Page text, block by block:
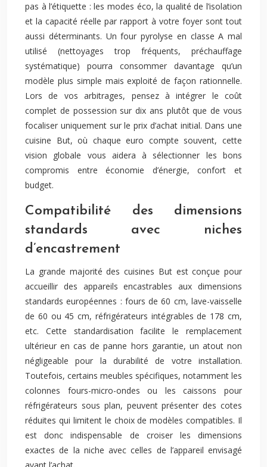
pas à l’étiquette : les modes éco, la qualité de l’isolation
et la capacité réelle par rapport à votre foyer sont tout
aussi déterminants. Un four pyrolyse en classe A mal
utilisé (nettoyages trop fréquents, préchauffage
systématique) pourra consommer davantage qu’un
modèle plus simple mais exploité de façon rationnelle.
Lors de vos arbitrages, pensez à intégrer le coût
complet de possession sur dix ans plutôt que de vous
focaliser uniquement sur le prix d’achat initial. Dans une
cuisine But, où chaque euro compte souvent, cette
vision globale vous aidera à sélectionner les bons
compromis entre économie d’énergie, confort et
budget.
Compatibilité des dimensions
standards avec niches
d’encastrement
La grande majorité des cuisines But est conçue pour
accueillir des appareils encastrables aux dimensions
standards européennes : fours de 60 cm, lave-vaisselle
de 60 ou 45 cm, réfrigérateurs intégrables de 178 cm,
etc. Cette standardisation facilite le remplacement
ultérieur en cas de panne hors garantie, un atout non
négligeable pour la durabilité de votre installation.
Toutefois, certains meubles spécifiques, notamment les
colonnes fours-micro-ondes ou les caissons pour
réfrigérateurs sous plan, peuvent présenter des cotes
réduites qui limitent le choix de modèles compatibles. Il
est donc indispensable de croiser les dimensions
exactes de la niche avec celles de l’appareil envisagé